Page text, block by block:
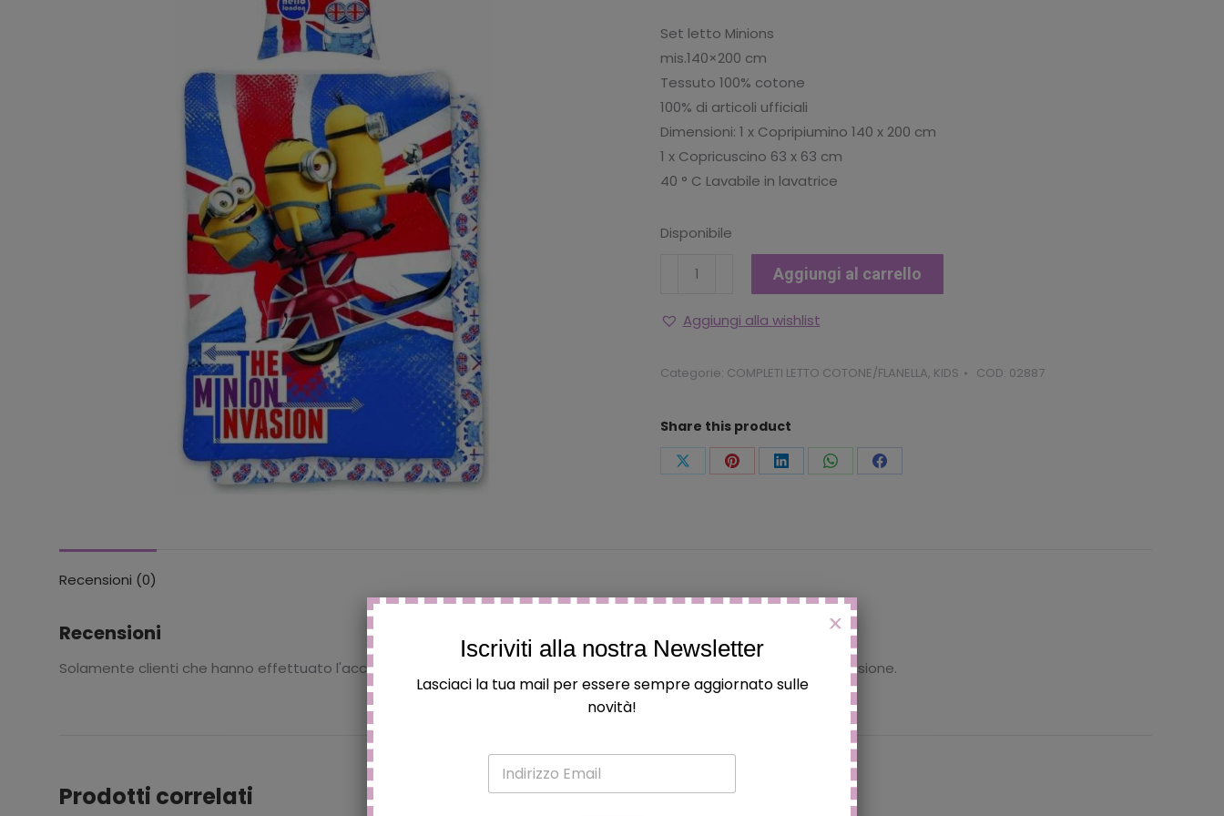
Set letto Minions
mis.140×200 cm
Tessuto 100% cotone
100% di articoli ufficiali
Dimensioni: 1 x Copripiumino 140 x 200 cm
1 x Copricuscino 63 x 63 cm
40 ° C Lavabile in lavatrice
Disponibile
COPRIPIUMINO
1P
Aggiungi al carrello
Aggiungi alla wishlist
Categorie: COMPLETI LETTO COTONE/FLANELLA, KIDS COD: 02887
Share this product
CondividiCondividiCondividiCondividiCondividi
Recensioni (0)
Recensioni
Solamente clienti che hanno effettuato l'accesso ed hanno acquistato questo prodotto possono lasciare una recensione.
Prodotti correlati
Iscriviti alla nostra Newsletter
Lasciaci la tua mail per essere sempre aggiornato sulle
novità!
X